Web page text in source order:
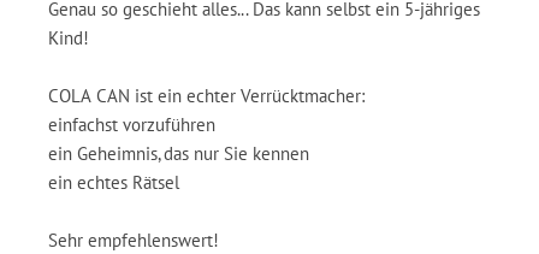
Genau so geschieht alles... Das kann selbst ein 5-jähriges
Kind!
COLA CAN ist ein echter Verrücktmacher:
einfachst vorzuführen
ein Geheimnis, das nur Sie kennen
ein echtes Rätsel
Sehr empfehlenswert!